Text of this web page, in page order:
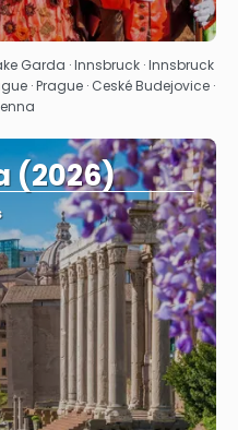
Garda · Innsbruck · Innsbruck
· Prague · Ceské Budejovice ·
(2026)